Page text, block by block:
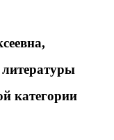
литературы
категории